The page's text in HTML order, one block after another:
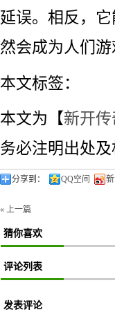
延误。相反，
然会成为人们
本文标签：
本文为【新开
务必注明出处及
分享到： QQ空间
« 上一篇
猜你喜欢
评论列表
发表评论